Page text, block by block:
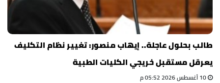
طالب بحلول عاجلة.. إيهاب منصور: تغيير نظام التكليف
يعرقل مستقبل خريجي الكليات الطبية